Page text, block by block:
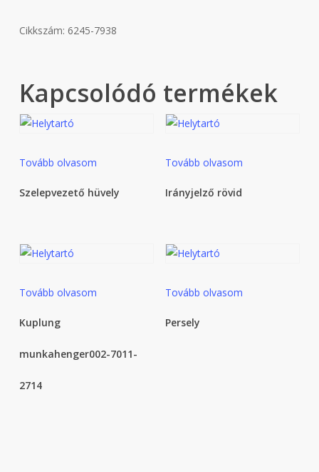
Cikkszám: 6245-7938
Kapcsolódó termékek
Tovább olvasom
Szelepvezető hüvely
Tovább olvasom
Irányjelző rövid
Tovább olvasom
Kuplung
munkahenger002-7011-
2714
Tovább olvasom
Persely